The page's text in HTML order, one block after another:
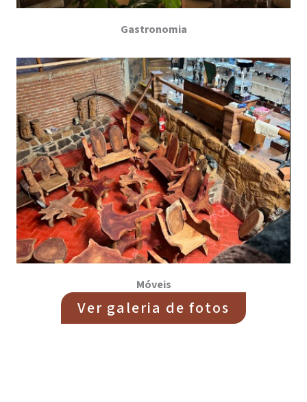
Gastronomia
Móveis
Ver galeria de fotos